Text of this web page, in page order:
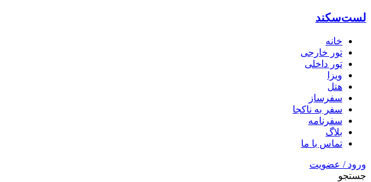
لست‌سکند
خانه
تور خارجی
تور داخلی
ویزا
هتل‌
سفرساز
سفر به ناکجا
سفرنامه
بلاگ
تماس با ما
ورود / عضویت
جستجو